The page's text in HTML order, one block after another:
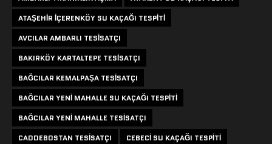
ATAŞEHIR IÇERENKÖY SU KAÇAĞI TESPITI
AVCILAR AMBARLI TESISATÇI
BAKIRKÖY KARTALTEPE TESISATÇI
BAĞCILAR KEMALPAŞA TESISATÇI
BAĞCILAR YENI MAHALLE SU KAÇAĞI TESPITI
BAĞCILAR YENI MAHALLE TESISATÇI
CADDEBOSTAN TESISATÇI
CEBECI SU KAÇAĞI TESPITI